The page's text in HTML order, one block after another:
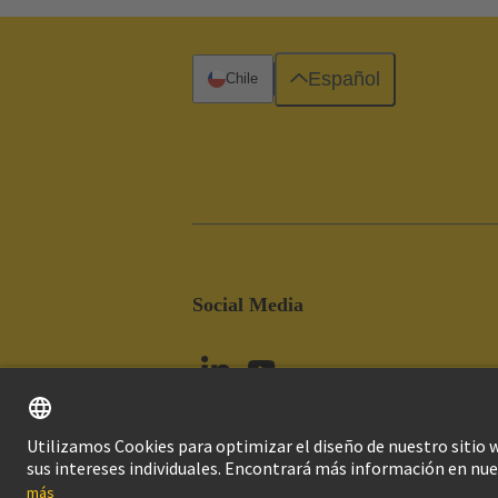
Social Media
Chile Español